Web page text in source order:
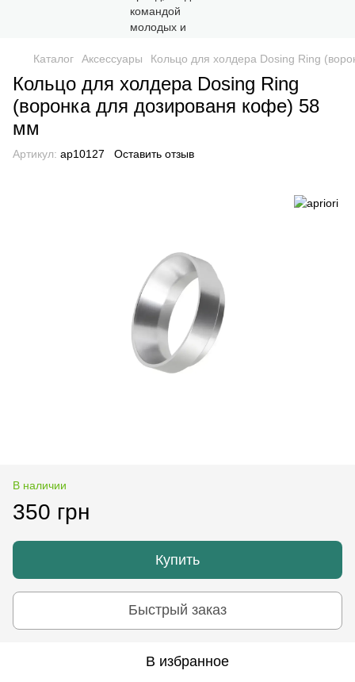
Каталог Аксессуары Кольцо для холдера Dosing Ring
Кольцо для холдера Dosing Ring
(воронка для дозированя кофе) 58
мм
Артикул: ap10127 Оставить отзыв
В наличии
350 грн
Купить
Быстрый заказ
В избранное